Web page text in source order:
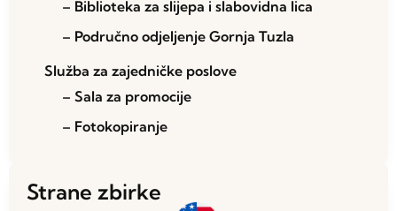
– Biblioteka za slijepa i slabovidna lica
– Područno odjeljenje Gornja Tuzla
Služba za zajedničke poslove
– Sala za promocije
– Fotokopiranje
Strane zbirke